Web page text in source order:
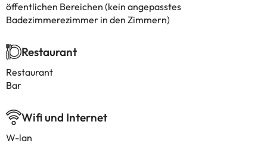
öffentlichen Bereichen (kein angepasstes
Badezimmerezimmer in den Zimmern)
Restaurant
Restaurant
Bar
Wifi und Internet
W-lan